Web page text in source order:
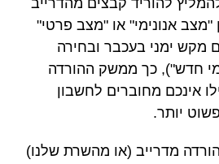
להוריד קבצים מהדרייב
אנונימי" או "מצב פרטי"
מקש ימני בעכבר ובחירה
חדש"), כך ממשק ההורדה
אינכם מחוברים לחשבון
יותר.
הורדה מדרייב (או מהשרת שלנו)